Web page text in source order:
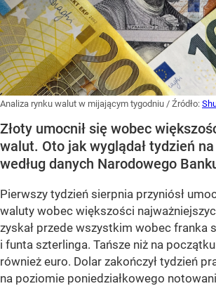
Analiza rynku walut w mijającym tygodniu / Źródło:
Złoty umocnił się wobec
walut. Oto jak wyglądał tydzień
według danych Narodowego
Pierwszy tydzień sierpnia przyniósł
waluty wobec większości
zyskał przede wszystkim wobec franka
i funta szterlinga. Tańsze niż na
również euro. Dolar zakończył tydzień
na poziomie poniedziałkowego